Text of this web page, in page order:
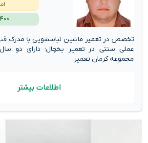
400+ سرویس
تخصص در تعمیر ماشین لباسشویی با مدرک
عملی سنتی در تعمیر یخچال؛ دارای دو
مجموعه کرمان تعمیر.
اطلاعات بیشتر